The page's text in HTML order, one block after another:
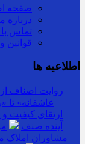
صفحه
درباره
تماس با
قوانین
اطلاعیه ها
روایت اصناف از
عاشقانه» تا
ارتقای
آینده صنف
مشاوران املاک